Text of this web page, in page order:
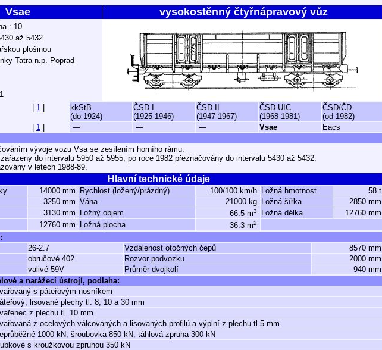
Vsae vysokostěnný čtyřnápravový vůz
: 10
až 5432
plošinou
Tatra n.p. Poprad
1
kkStB
(do 1924)
ČSD I.
(1925-1946)
ČSD II.
(1947-1967)
ČSD UIC
(1968-1981)
ČSD/ČD
(od 1982)
1 — — — Vsae Eacs
vývoje vozu Vsa se zesílením horního rámu.
do intervalu 5950 až 5955, po roce 1982 přeznačovány do intervalu 5430 až 5432.
v letech 1988-89.
Hlavní technické údaje
14000 mm Rychlost (ložený/prázdný) 100/100 km/h Ložná hmotnost
58 t
3250 mm Váha 21000 kg Ložná šířka
2850 mm
3130 mm Ložný objem 66.5 m3 Ložná délka
12760 mm
12760 mm Ložná plocha 36.3 m2
26-2.7 Vzdálenost otočných čepů
8570 mm
obručové 402 Rozvor podvozku
2000 mm
valivé 59V Průměr dvojkolí
940 mm
a narážecí ústrojí, podlaha:
s páteřovým nosníkem
lisované plechy tl. 8, 10 a 30 mm
z plechu tl. 10 mm
z ocelových válcovaných a lisovaných profilů a výplní z plechu tl.5 mm
1000 kN, šroubovka 850 kN, táhlová zpruha 300 kN
s kroužkovou zpruhou 350 kN